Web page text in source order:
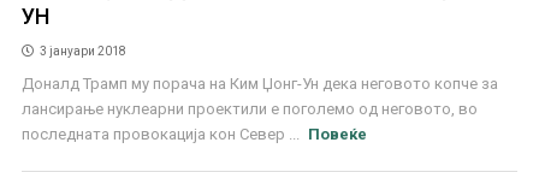
УН
3 јануари 2018
Доналд Трамп му порача на Ким Џонг-Ун дека неговото копче за
лансирање нуклеарни проектили е поголемо од неговото, во
последната провокација кон Север ...
Повеќе